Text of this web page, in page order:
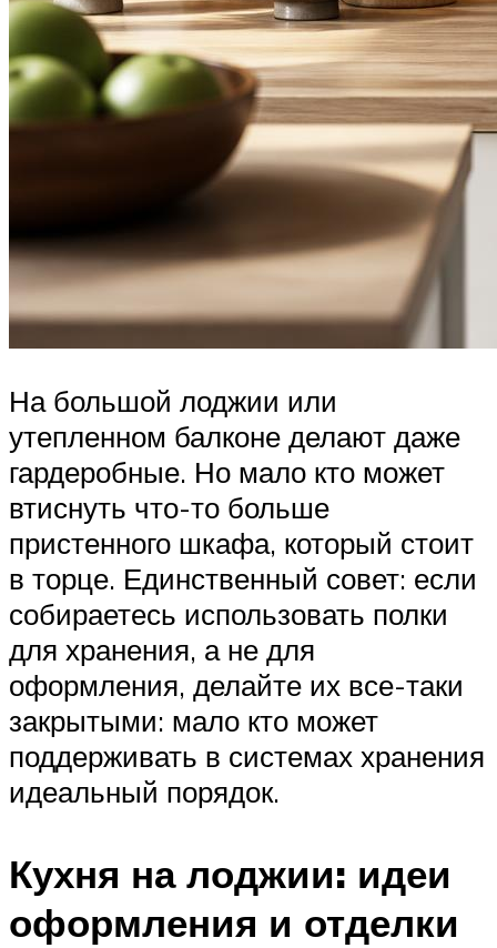
На большой лоджии или
утепленном балконе делают даже
гардеробные. Но мало кто может
втиснуть что-то больше
пристенного шкафа, который стоит
в торце. Единственный совет: если
собираетесь использовать полки
для хранения, а не для
оформления, делайте их все-таки
закрытыми: мало кто может
поддерживать в системах хранения
идеальный порядок.
Кухня на лоджии: идеи
оформления и отделки